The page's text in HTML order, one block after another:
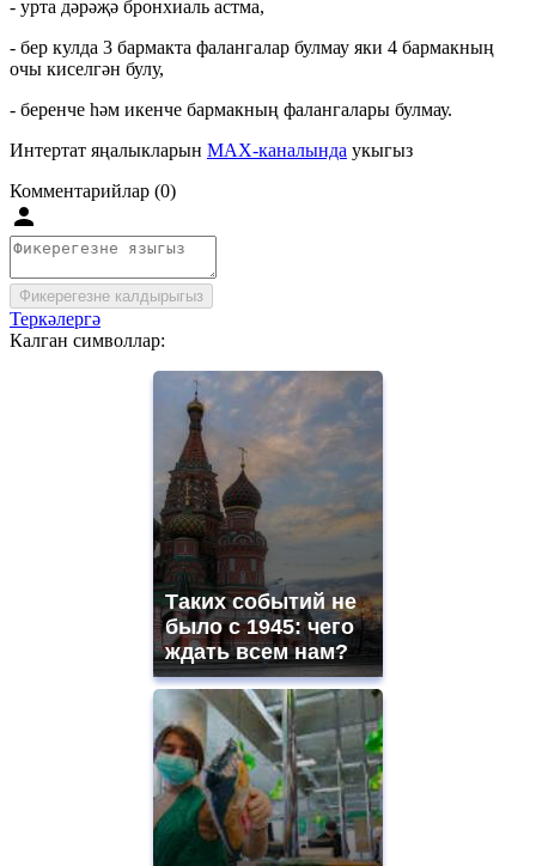
- урта дәрәҗә бронхиаль астма,
- бер кулда 3 бармакта фалангалар булмау яки 4 бармакның
очы киселгән булу,
- беренче һәм икенче бармакның фалангалары булмау.
Интертат яңалыкларын MAX-каналында укыгыз
Комментарийлар (0)
Фикерегезне калдырыгыз
Теркәлергә
Калган символлар:
Таких событий не
было с 1945: чего
ждать всем нам?